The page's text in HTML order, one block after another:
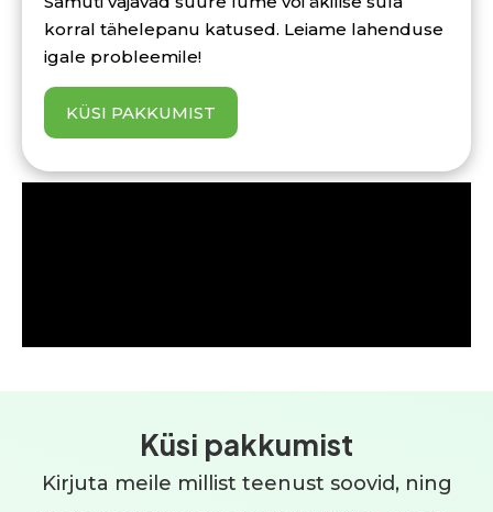
korral tähelepanu katused. Leiame lahenduse
igale probleemile!
KÜSI PAKKUMIST
Küsi pakkumist
Kirjuta meile millist teenust soovid, ning